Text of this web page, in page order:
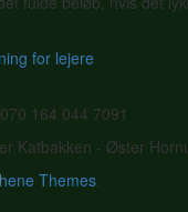
for lejere
164 044 7091
Katbakken - Øster
Themes.